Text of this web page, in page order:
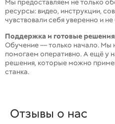
Мы предоставляем не только
ресурсы: видео, инструкции,
чувствовали себя уверенно и
Поддержка и готовые
Обучение — только начало. Мы
помогаем оперативно. А ещё у
решения, которые можно
станка.
Отзывы о нас